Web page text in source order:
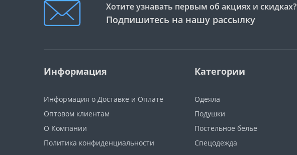
Хотите узнавать первым об акциях и скидках?
Подпишитесь на нашу рассылку
Информация
Информация о Доставке и Оплате
Оптовом клиентам
О Компании
Политика конфиденциальности
Категории
Одеяла
Подушки
Постельное белье
Спецодежда